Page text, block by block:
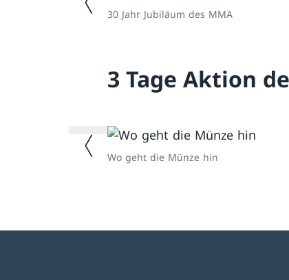
30 Jahr Jubiläum des MMA
3 Tage Aktion
Wo geht die Münze hin
Vorheriges Bild